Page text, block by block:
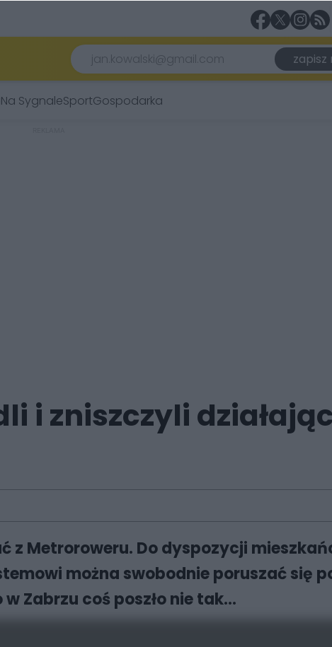
Na SygnaleSportGospodarka
i zniszczyli
z Metroroweru. Do dyspozycji
można swobodnie poruszać się
Zabrzu coś poszło nie tak…